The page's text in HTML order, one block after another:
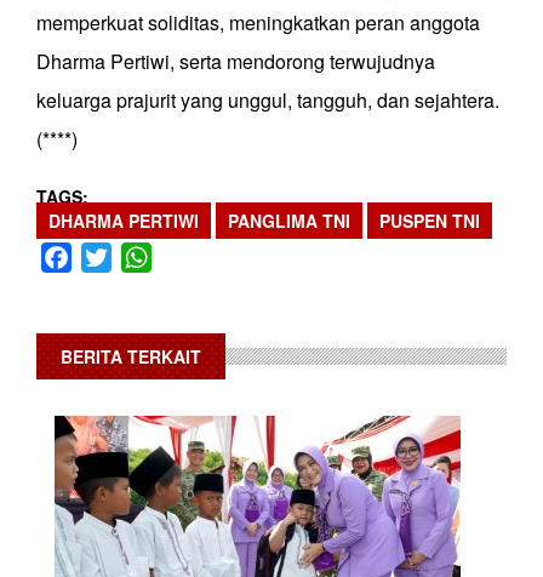
memperkuat soliditas, meningkatkan peran anggota
Dharma Pertiwi, serta mendorong terwujudnya
keluarga prajurit yang unggul, tangguh, dan sejahtera.
(****)
TAGS
DHARMA PERTIWI
PANGLIMA TNI PUSPEN TNI
Facebook
Twitter
BERITA TERKAIT